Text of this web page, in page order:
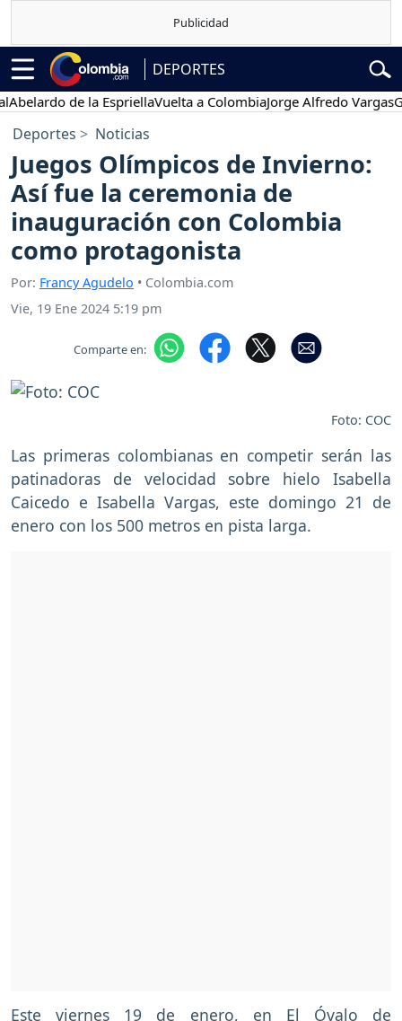
DEPORTES
de la EspriellaVuelta a ColombiaJorge Alfredo Vargas
Deportes Noticias
Juegos Olímpicos de Invierno:
Así fue la ceremonia de
inauguración con Colombia
como protagonista
Por: Francy Agudelo • Colombia.com
Vie, 19 Ene 2024 5:19 pm
Comparte en:
Foto: COC
Las primeras colombianas en competir serán las
patinadoras de velocidad sobre hielo Isabella
Caicedo e Isabella Vargas, este domingo 21 de
enero con los 500 metros en pista larga.
Este viernes 19 de enero, en El Óvalo de